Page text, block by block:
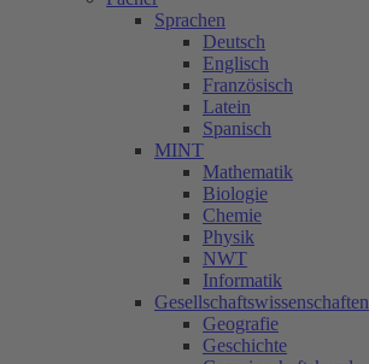
Sprachen
Deutsch
Englisch
Französisch
Latein
Spanisch
MINT
Mathematik
Biologie
Chemie
Physik
NWT
Informatik
Gesellschaftswissenschaften
Geografie
Geschichte